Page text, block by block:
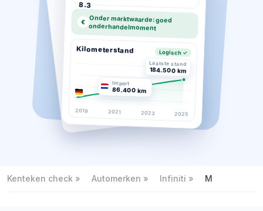
8.3
€ Onder marktwaarde: goed
onderhandelmoment
Kilometerstand Logisch ✓
Laatste stand
184.500 km
Import
86.400 km
2019 2021 2023 2025
Kenteken check Automerken Infiniti M